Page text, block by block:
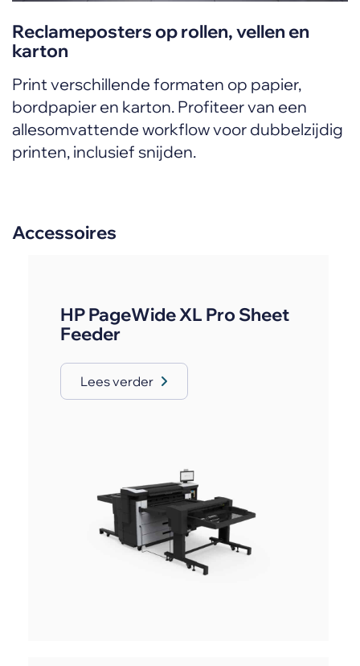
Reclameposters op rollen, vellen en
karton
Print verschillende formaten op papier,
bordpapier en karton. Profiteer van een
allesomvattende workflow voor dubbelzijdig
printen, inclusief snijden.
Accessoires
HP PageWide XL Pro Sheet
Feeder
Lees verder